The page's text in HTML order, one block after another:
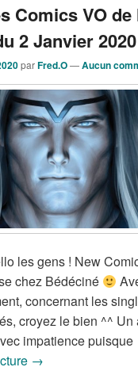
Comics VO de
2 Janvier
parFred.O—Aucun
les gens ! New
chez Bédéciné
concernant les
croyez le bien ^^ Un
impatience puisque
Sorties des
→